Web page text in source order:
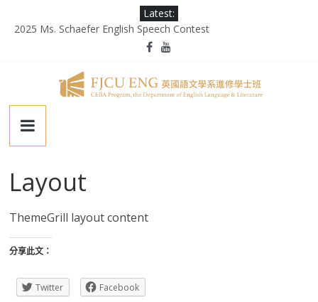
Latest:
2025 Ms. Schaefer English Speech Contest
輔大百年校慶｜進修部英文系系友回娘家暨陳麗秀老師退休茶會
為受災民眾祈禱，願平安恢復
徵業務助理(需具備口譯能力)
輔
仁
大
學
英
Layout
ThemeGrill layout content
分享此文：
Twitter Facebook